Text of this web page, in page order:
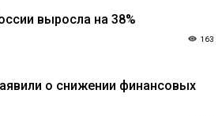
выросла на 38%
163
о снижении финансовых